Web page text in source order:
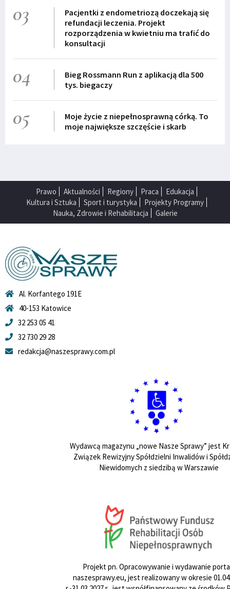
03
Pacjentki z endometriozą doczekają się
refundacji leczenia. Projekt
rozporządzenia w kwietniu ma trafić do
konsultacji
04
Bieg Rossmann Run z aplikacją dla 500
tys. biegaczy
05
Moje życie z niepełnosprawną córką. To
moje największe szczęście i skarb
Prawo Aktualności Regiony Praca
Edukacja
Kultura i Sztuka
Sport i turystyka
Projekty Programy
Nauka, Zdrowie i Rehabilitacja
Galerie
Al. Korfantego 191E
40-153 Katowice
32 253 05 41
32 730 29 28
redakcja@naszesprawy.com.pl
Wydawcą magazynu „nowe Nasze Sprawy” jest
Związek Rewizyjny Spółdzielni Inwalidów i
Niewidomych z siedzibą w Warszawie
Projekt pn. Opracowywanie i wydawanie
naszesprawy.eu, jest realizowany w okresie